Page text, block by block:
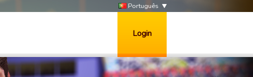
Português
Login